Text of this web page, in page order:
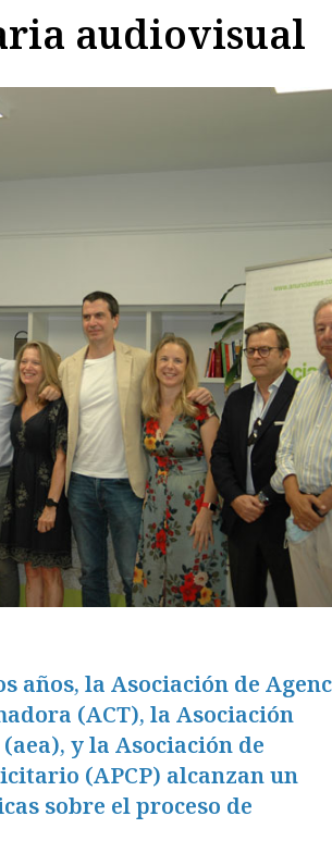
audiovisual
años, la Asociación de
(ACT), la Asociación
y la Asociación de
(APCP) alcanzan un
sobre el proceso de